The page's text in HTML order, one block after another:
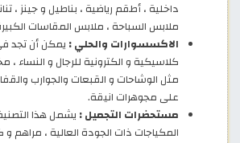
داخلية ، أطقم رياضية ، بناطيل و جينز ،
ملابس السباحة ، ملابس المقاسات
الاكسسوارات والحلي : يمكن أن تجد
كلاسيكية و الكترونية للرجال و النساء
مثل الوشاحات و القبعات والجوارب
على مجوهرات انيقة.
مستحضرات التجميل : يشمل هذا
المكياجات ذات الجودة العالية ، مراهم و